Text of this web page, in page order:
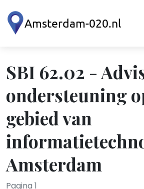
SBI 62.02 -
ondersteuning
gebied van
Amsterdam
Pagina 1